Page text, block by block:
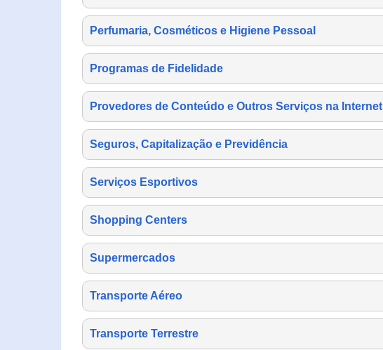
Perfumaria, Cosméticos e Higiene Pessoal
Programas de Fidelidade
Provedores de Conteúdo e Outros Serviços na Internet
Seguros, Capitalização e Previdência
Serviços Esportivos
Shopping Centers
Supermercados
Transporte Aéreo
Transporte Terrestre